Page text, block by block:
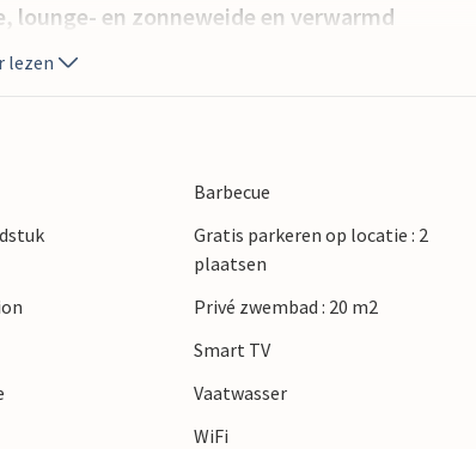
en zonneweide en verwarmd
op de begane grond en de andere twee op
perceel.
lezen
Barbecue
Gratis parkeren op locatie : 2
plaatsen
Privé zwembad : 20 m2
Smart TV
Vaatwasser
WiFi